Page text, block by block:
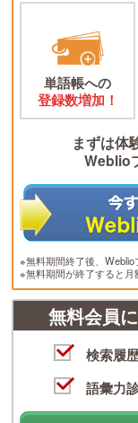
単語帳への
登録数増加！
まずは体
Weblio
※無料期間終了後、Weblio
※無料期間が終了すると月
無料会員
検索履
語彙力